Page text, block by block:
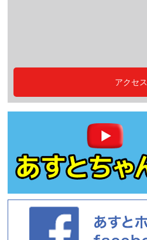
アクセス